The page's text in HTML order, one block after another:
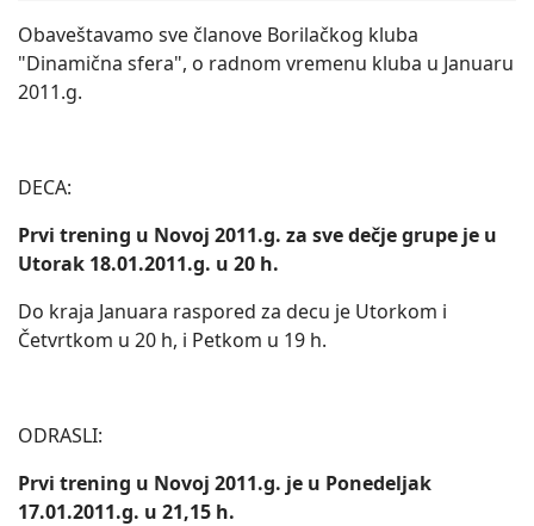
Obaveštavamo sve članove Borilačkog kluba
"Dinamična sfera", o radnom vremenu kluba u Januaru
2011.g.
DECA:
Prvi trening u Novoj 2011.g. za sve dečje grupe je u
Utorak 18.01.2011.g. u 20 h.
Do kraja Januara raspored za decu je Utorkom i
Četvrtkom u 20 h, i Petkom u 19 h.
ODRASLI:
Prvi trening u Novoj 2011.g. je u Ponedeljak
17.01.2011.g. u 21,15 h.